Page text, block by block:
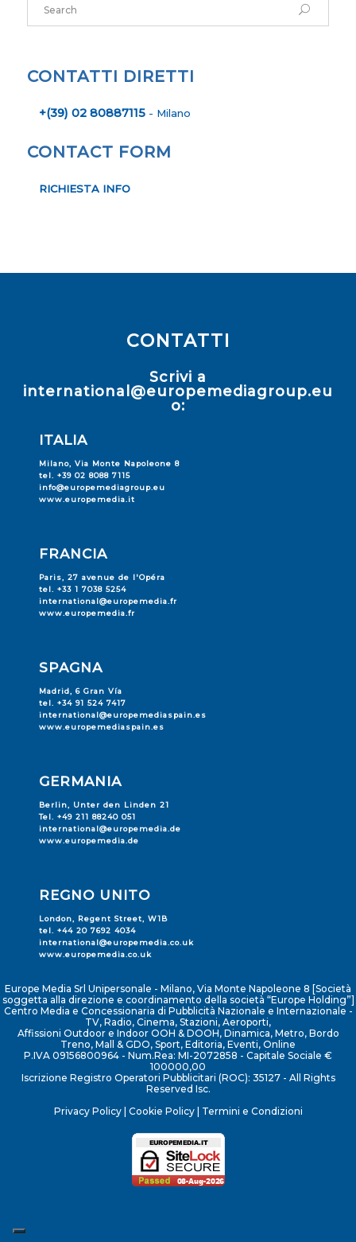
CONTATTI DIRETTI
+(39) 02 80887115- Milano
CONTACT FORM
RICHIESTA INFO
CONTATTI
Scrivi a
international@europemediagroup.eu
o:
ITALIA
Milano, Via Monte Napoleone 8
tel. +39 02 8088 7115
info@europemediagroup.eu
www.europemedia.it
FRANCIA
Paris, 27 avenue de l'Opéra
tel. +33 1 7038 5254
international@europemedia.fr
www.europemedia.fr
SPAGNA
Madrid, 6 Gran Vía
tel. +34 91 524 7417
international@europemediaspain.es
www.europemediaspain.es
GERMANIA
Berlin, Unter den Linden 21
Tel. +49 211 88240 051
international@europemedia.de
www.europemedia.de
REGNO UNITO
London, Regent Street, W1B
tel. +44 20 7692 4034
international@europemedia.co.uk
www.europemedia.co.uk
Europe Media Srl Unipersonale - Milano, Via Monte Napoleone 8 [Società
soggetta alla direzione e coordinamento della società “Europe Holding”]
Centro Media e Concessionaria di Pubblicità Nazionale e Internazionale -
TV, Radio, Cinema, Stazioni, Aeroporti,
Affissioni Outdoor e Indoor OOH & DOOH, Dinamica, Metro, Bordo
Treno, Mall & GDO, Sport, Editoria, Eventi, Online
P.IVA 09156800964 - Num.Rea: MI-2072858 - Capitale Sociale €
100000,00
Iscrizione Registro Operatori Pubblicitari (ROC): 35127 - All Rights
Reserved Isc.
Privacy Policy| Cookie Policy| Termini e Condizioni